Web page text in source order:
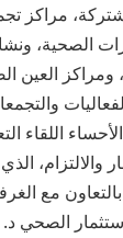
مراكز
الصحية،
العين
اللقاء
والالتزام،
مع
الصحي